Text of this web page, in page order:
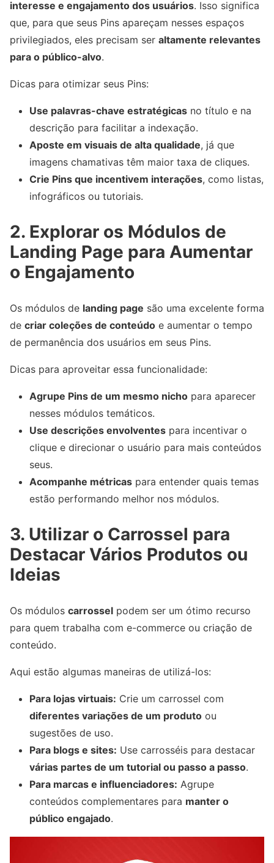
interesse e engajamento dos usuários. Isso significa
que, para que seus Pins apareçam nesses espaços
privilegiados, eles precisam ser altamente relevantes
para o público-alvo.
Dicas para otimizar seus Pins:
Use palavras-chave estratégicas no título e na
descrição para facilitar a indexação.
Aposte em visuais de alta qualidade, já que
imagens chamativas têm maior taxa de cliques.
Crie Pins que incentivem interações, como listas,
infográficos ou tutoriais.
2. Explorar os Módulos de
Landing Page para Aumentar
o Engajamento
Os módulos de landing page são uma excelente forma
de criar coleções de conteúdo e aumentar o tempo
de permanência dos usuários em seus Pins.
Dicas para aproveitar essa funcionalidade:
Agrupe Pins de um mesmo nicho para aparecer
nesses módulos temáticos.
Use descrições envolventes para incentivar o
clique e direcionar o usuário para mais conteúdos
seus.
Acompanhe métricas para entender quais temas
estão performando melhor nos módulos.
3. Utilizar o Carrossel para
Destacar Vários Produtos ou
Ideias
Os módulos carrossel podem ser um ótimo recurso
para quem trabalha com e-commerce ou criação de
conteúdo.
Aqui estão algumas maneiras de utilizá-los:
Para lojas virtuais: Crie um carrossel com
diferentes variações de um produto ou
sugestões de uso.
Para blogs e sites: Use carrosséis para destacar
várias partes de um tutorial ou passo a passo.
Para marcas e influenciadores: Agrupe
conteúdos complementares para manter o
público engajado.